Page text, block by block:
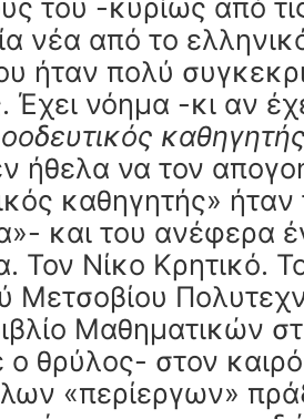
του -κυρίως από
νέα από το
ήταν πολύ
Έχει νόημα -κι αν
ήθελα να τον
καθηγητής»
και του ανέφερα
Τον Νίκο Κρητικό.
Μετσοβίου
Μαθηματικών
ο θρύλος- στον
«περίεργων»